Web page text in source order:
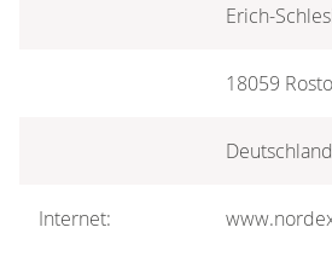
Erich-
18059
Deutschland
Internet: